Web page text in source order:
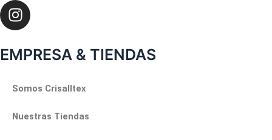
EMPRESA & TIENDAS
Somos Crisalltex
Nuestras Tiendas